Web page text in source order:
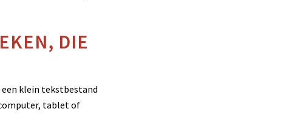
DIE
klein tekstbestand
tablet of